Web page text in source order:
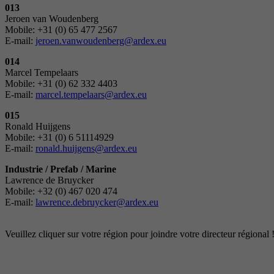
013
Jeroen van Woudenberg
Mobile: +31 (0) 65 477 2567
E-mail: jeroen.vanwoudenberg@ardex.eu
014
Marcel Tempelaars
Mobile: +31 (0) 62 332 4403
E-mail: marcel.tempelaars@ardex.eu
015
Ronald Huijgens
Mobile: +31 (0) 6 51114929
E-mail: ronald.huijgens@ardex.eu
Industrie / Prefab / Marine
Lawrence de Bruycker
Mobile: +32 (0) 467 020 474
E-mail: lawrence.debruycker@ardex.eu
Veuillez cliquer sur votre région pour joindre votre directeur régional !